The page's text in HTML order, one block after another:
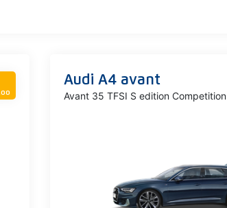
Audi A4 avant
Avant 35 TFSI S edition Competition